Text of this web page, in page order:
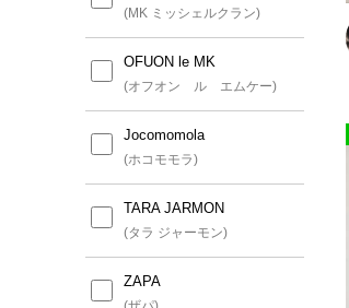
(MK ミッシェルクラン)
OFUON le MK
(オフオン ル エムケー)
Jocomomola
(ホコモモラ)
TARA JARMON
(タラ ジャーモン)
ZAPA